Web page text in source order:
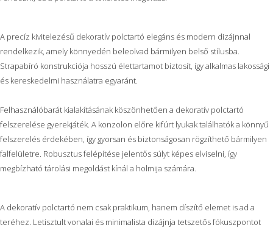
A precíz kivitelezésű dekoratív polctartó elegáns és modern dizájnnal
rendelkezik, amely könnyedén beleolvad bármilyen belső stílusba.
Strapabíró konstrukciója hosszú élettartamot biztosít, így alkalmas lakossági
és kereskedelmi használatra egyaránt.
Felhasználóbarát kialakításának köszönhetően a dekoratív polctartó
felszerelése gyerekjáték. A konzolon előre kifúrt lyukak találhatók a könnyű
felszerelés érdekében, így gyorsan és biztonságosan rögzíthető bármilyen
falfelületre. Robusztus felépítése jelentős súlyt képes elviselni, így
megbízható tárolási megoldást kínál a holmija számára.
A dekoratív polctartó nem csak praktikum, hanem díszítő elemet is ad a
teréhez. Letisztult vonalai és minimalista dizájnja tetszetős fókuszpontot